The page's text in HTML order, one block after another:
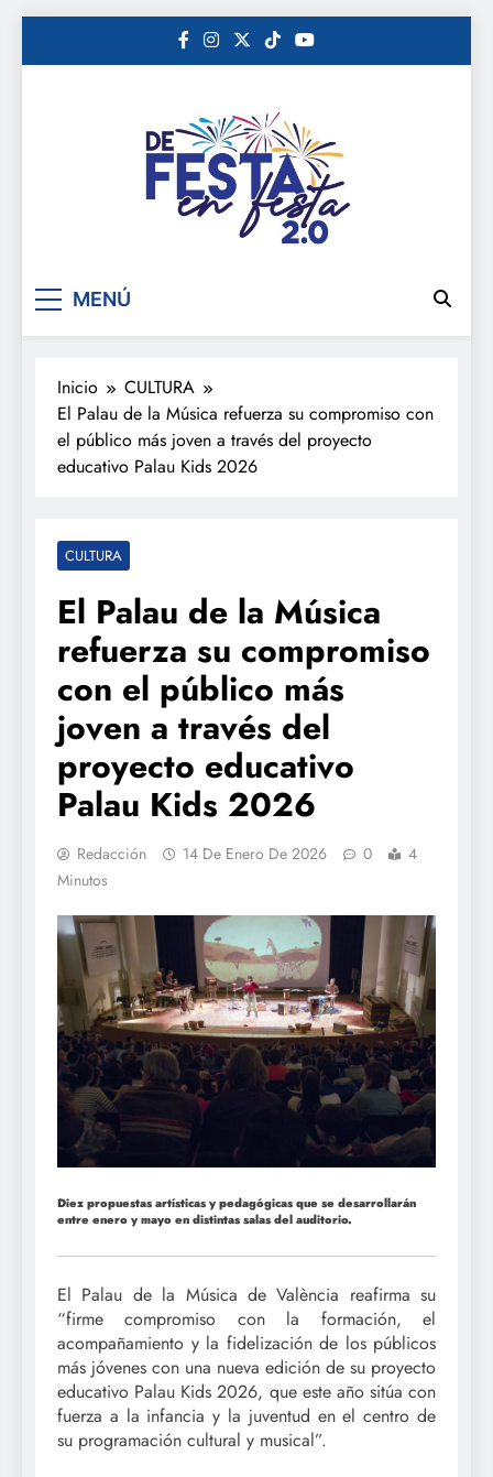
De festa en festa 2.0
MENÚ
Inicio
CULTURA
El Palau de la Música refuerza su compromiso con
el público más joven a través del proyecto
educativo Palau Kids 2026
CULTURA
El Palau de la Música
refuerza su compromiso
con el público más
joven a través del
proyecto educativo
Palau Kids 2026
Redacción 14 De Enero De 2026 0
4
Minutos
Diez propuestas artísticas y pedagógicas que se desarrollarán
entre enero y mayo en distintas salas del auditorio.
El Palau de la Música de València reafirma su
“firme compromiso con la formación, el
acompañamiento y la fidelización de los públicos
más jóvenes con una nueva edición de su proyecto
educativo Palau Kids 2026, que este año sitúa con
fuerza a la infancia y la juventud en el centro de
su programación cultural y musical”.